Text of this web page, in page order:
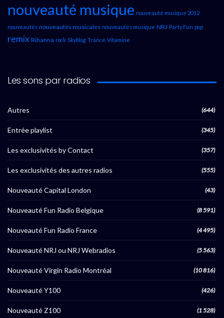
nouveauté musique nouveauté musique 2012
nouveautés nouveautés musicales nouveautés musique NRJ Party Fun pop
remix Rihanna rock Skyblog Trance Vitamine
Les sons par radios
Autres (644)
Entrée playlist (345)
Les exclusivités by Contact (357)
Les exclusivités des autres radios (555)
Nouveauté Capital London (43)
Nouveauté Fun Radio Belgique (8 591)
Nouveauté Fun Radio France (4 495)
Nouveauté NRJ ou NRJ Webradios (5 563)
Nouveauté Virgin Radio Montréal (10 816)
Nouveauté Y100 (426)
Nouveauté Z100 (1 528)